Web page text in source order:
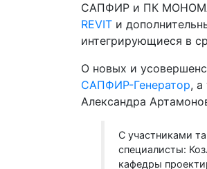
САПФИР и ПК
REVIT и
интегрирующиеся в
О новых и
САПФИР-Генератор, а
Александра
С участниками
специалисты:
кафедры